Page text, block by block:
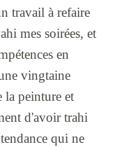
travail à refaire
mes soirées, et
en
vingtaine
la peinture et
d'avoir trahi
qui ne